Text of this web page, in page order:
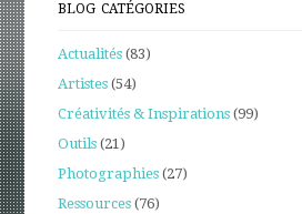
BLOG CATÉGORIES
Actualités (83)
Artistes (54)
Créativités & Inspirations (99)
Outils (21)
Photographies (27)
Ressources (76)